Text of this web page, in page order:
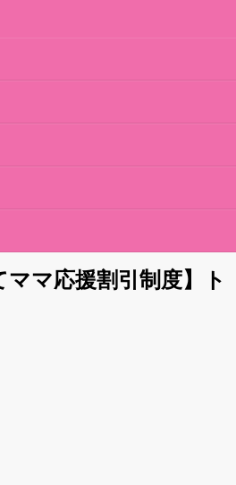
ママ応援割引制度】ト